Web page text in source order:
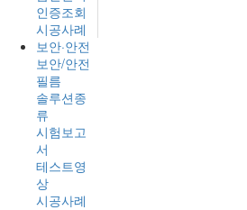
인증조회
시공사례
보안·안전
보안/안전
필름
솔루션종
류
시험보고
서
테스트영
상
시공사례